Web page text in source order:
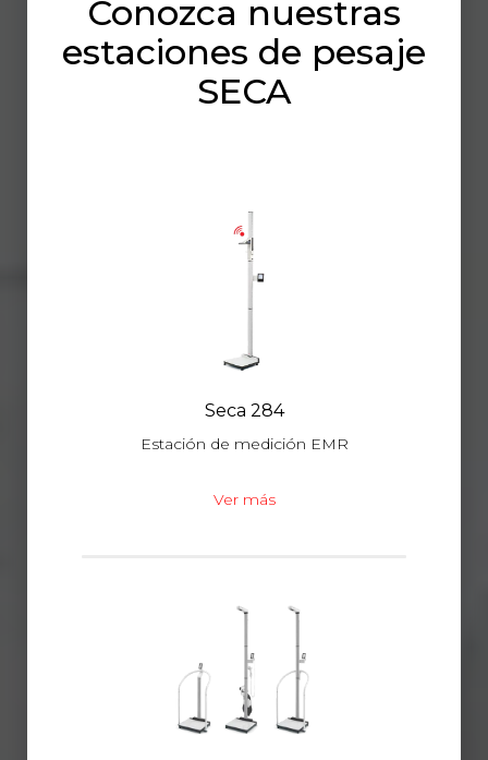
Conozca nuestras
estaciones de pesaje
SECA
Seca 284
Estación de medición EMR
Ver más